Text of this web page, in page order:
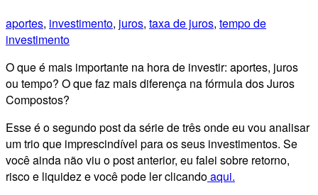
aportes, investimento, juros, taxa de juros, tempo de
investimento
O que é mais importante na hora de investir: aportes, juros
ou tempo? O que faz mais diferença na fórmula dos Juros
Compostos?
Esse é o segundo post da série de três onde eu vou analisar
um trio que imprescindível para os seus investimentos. Se
você ainda não viu o post anterior, eu falei sobre retorno,
risco e liquidez e você pode ler clicandoaqui.